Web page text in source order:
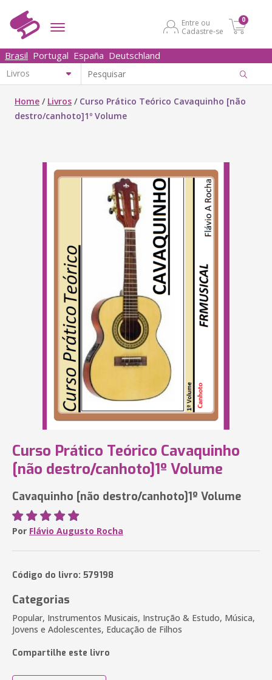
Entre ou
Cadastre-se
0
Brasil Portugal España Deutschland
Home / Livros / Curso Prático Teórico Cavaquinho [não
destro/canhoto]1º Volume
Curso Prático Teórico Cavaquinho
[não destro/canhoto]1º Volume
Cavaquinho [não destro/canhoto]1º Volume
Por Flávio Augusto Rocha
Código do livro: 579198
Categorias
Popular, Instrumentos Musicais, Instrução & Estudo, Música,
Jovens e Adolescentes, Educação de Filhos
Compartilhe este livro